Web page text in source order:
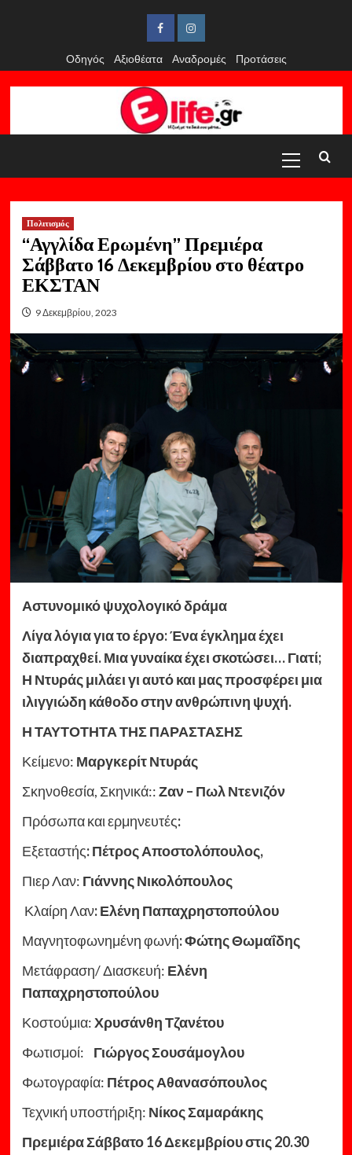
FacebookInstagram
Οδηγός
Αξιοθέατα Αναδρομές Προτάσεις
Menu
Πολιτισμός
“Αγγλίδα Ερωμένη” Πρεμιέρα
Σάββατο 16 Δεκεμβρίου στο θέατρο
ΕΚΣΤΑΝ
9 Δεκεμβρίου, 2023
Αστυνομικό ψυχολογικό δράμα
Λίγα λόγια για το έργο: Ένα έγκλημα έχει
διαπραχθεί. Μια γυναίκα έχει σκοτώσει… Γιατί;
Η Ντυράς μιλάει γι αυτό και μας προσφέρει μια
ιλιγγιώδη κάθοδο στην ανθρώπινη ψυχή.
Η ΤΑΥΤΟΤΗΤΑ ΤΗΣ ΠΑΡΑΣΤΑΣΗΣ
Κείμενο: Μαργκερίτ Ντυράς
Σκηνοθεσία, Σκηνικά::Ζαν – Πωλ Ντενιζόν
Πρόσωπα και ερμηνευτές:
Εξεταστής: Πέτρος Αποστολόπουλος,
Πιερ Λαν: Γιάννης Νικολόπουλος
Κλαίρη Λαν: Ελένη Παπαχρηστοπούλου
Μαγνητοφωνημένη φωνή: Φώτης Θωμαΐδης
Μετάφραση/ Διασκευή: Ελένη
Παπαχρηστοπούλου
Κοστούμια:Χρυσάνθη Τζανέτου
Φωτισμοί: Γιώργος Σουσάμογλου
Φωτογραφία: Πέτρος Αθανασόπουλος
Τεχνική υποστήριξη: Νίκος Σαμαράκης
Πρεμιέρα Σάββατο 16 Δεκεμβρίου στις 20.30